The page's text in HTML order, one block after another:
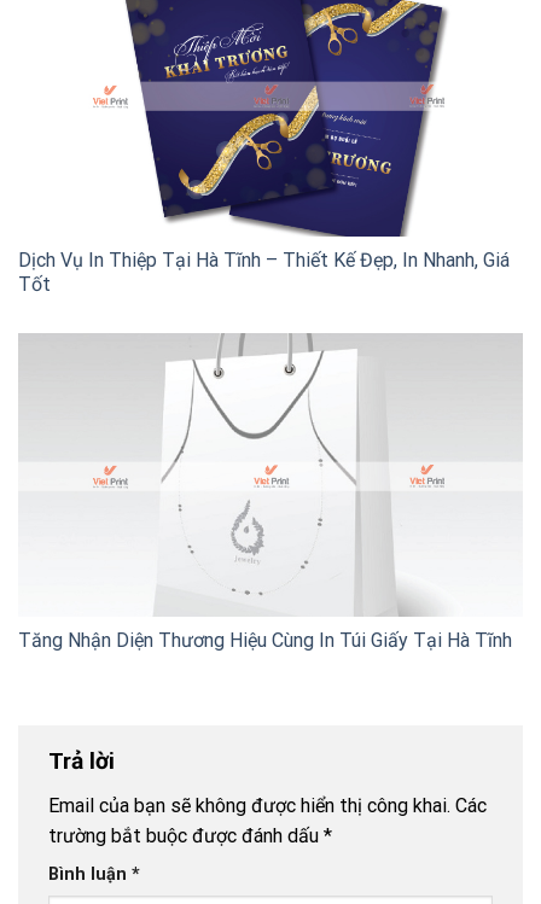
Dịch Vụ In Thiệp Tại Hà Tĩnh – Thiết Kế Đẹp, In Nhanh, Giá
Tốt
Tăng Nhận Diện Thương Hiệu Cùng In Túi Giấy Tại Hà Tĩnh
Trả lời
Email của bạn sẽ không được hiển thị công khai. Các
trường bắt buộc được đánh dấu *
Bình luận *